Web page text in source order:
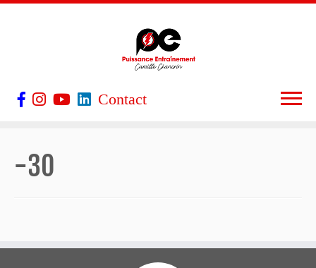
Contact
-30